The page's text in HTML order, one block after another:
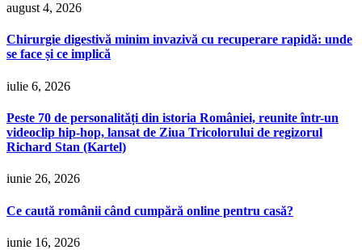
august 4, 2026
Chirurgie digestivă minim invazivă cu recuperare rapidă: unde
se face și ce implică
iulie 6, 2026
Peste 70 de personalități din istoria României, reunite într-un
videoclip hip-hop, lansat de Ziua Tricolorului de regizorul
Richard Stan (Kartel)
iunie 26, 2026
Ce caută românii când cumpără online pentru casă?
iunie 16, 2026